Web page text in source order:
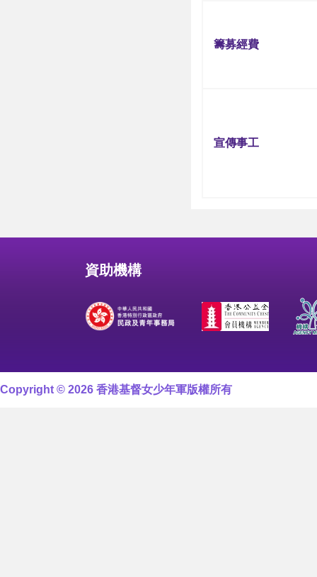
籌募經費
宣傳事工
資助機構
Copyright © 2026 香港基督女少年軍版權所有